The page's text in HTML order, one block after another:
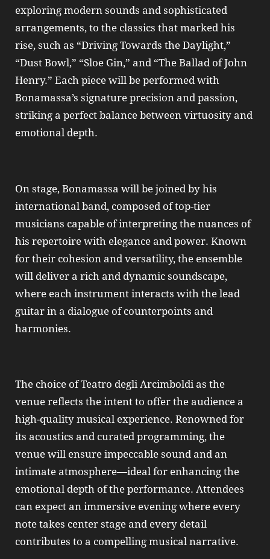
exploring modern sounds and sophisticated
arrangements, to the classics that marked his
rise, such as “Driving Towards the Daylight,”
“Dust Bowl,” “Sloe Gin,” and “The Ballad of John
Henry.” Each piece will be performed with
Bonamassa’s signature precision and passion,
striking a perfect balance between virtuosity and
emotional depth.
On stage, Bonamassa will be joined by his
international band, composed of top-tier
musicians capable of interpreting the nuances of
his repertoire with elegance and power. Known
for their cohesion and versatility, the ensemble
will deliver a rich and dynamic soundscape,
where each instrument interacts with the lead
guitar in a dialogue of counterpoints and
harmonies.
The choice of Teatro degli Arcimboldi as the
venue reflects the intent to offer the audience a
high-quality musical experience. Renowned for
its acoustics and curated programming, the
venue will ensure impeccable sound and an
intimate atmosphere—ideal for enhancing the
emotional depth of the performance. Attendees
can expect an immersive evening where every
note takes center stage and every detail
contributes to a compelling musical narrative.